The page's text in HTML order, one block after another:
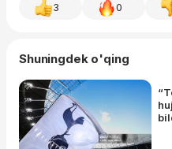
3 0
Shuningdek o'qing